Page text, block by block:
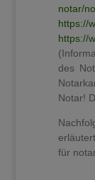
notar/
https://
https://
des
Notar!
für